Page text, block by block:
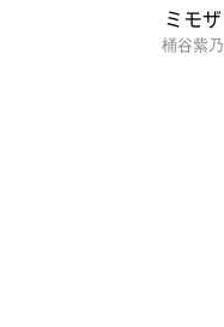
ミモザ
桶谷紫乃